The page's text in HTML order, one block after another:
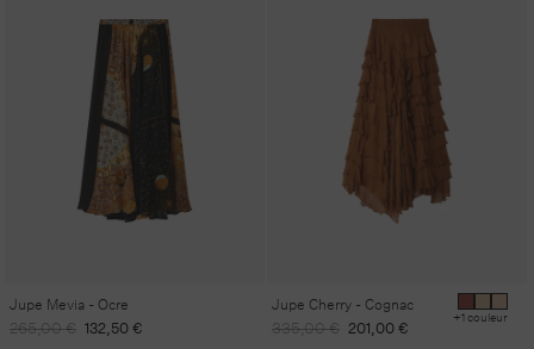
Jupe Mevia - Ocre
Prix
265,00 € Prix
132,50 €
Jupe Cherry - Cognac
Prix
335,00 € Prix
201,00 € +1 couleur